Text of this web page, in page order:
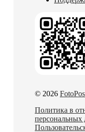
© 2026
Политика в
персональных